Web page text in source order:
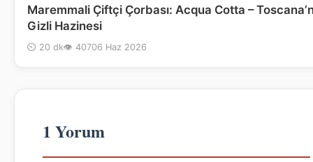
Maremmali Çiftçi Çorbası: Acqua Cotta –
Gizli Hazinesi
⏲ 20 dk👁 40706 Haz 2026
1 Yorum